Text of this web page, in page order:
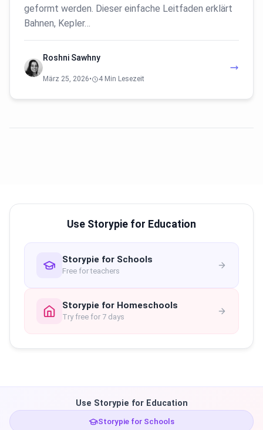
geformt werden. Dieser einfache Leitfaden erklärt
Bahnen, Kepler…
Roshni Sawhny
März 25, 2026• 4 Min Lesezeit
Use Storypie for Education
Storypie for Schools
Free for teachers
Storypie for Homeschools
Try free for 7 days
Use Storypie for Education
Storypie for Schools